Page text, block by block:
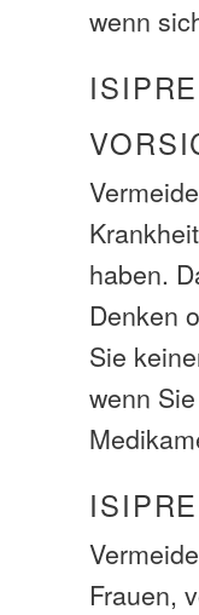
wenn
haben.
Denken
Sie
wenn
Frauen,